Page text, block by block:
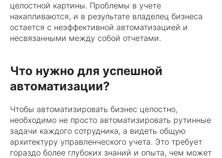
целостной картины. Проблемы в учете
накапливаются, и в результате владелец бизнеса
остается с неэффективной автоматизацией и
несвязанными между собой отчетами.
Что нужно для успешной
автоматизации?
Чтобы автоматизировать бизнес целостно,
необходимо не просто автоматизировать рутинные
задачи каждого сотрудника, а видеть общую
архитектуру управленческого учета. Это требует
гораздо более глубоких знаний и опыта, чем может